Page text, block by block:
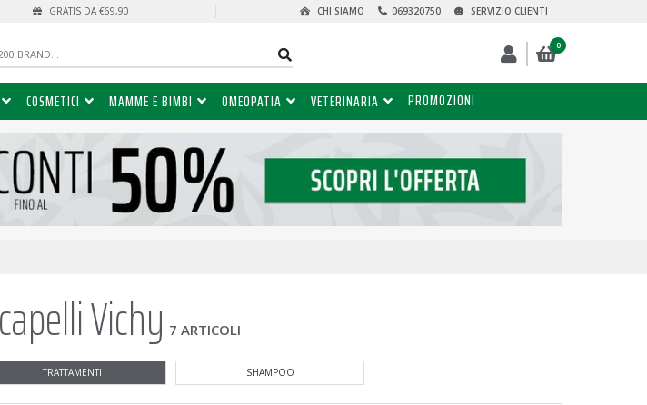
GRATIS DA €69,90 SERVIZIO CLIENTI
069320750
CHI SIAMO
0
COSMETICI MAMME E BIMBI OMEOPATIA VETERINARIA PROMOZIONI
Vichy 7 ARTICOLI
TRATTAMENTI SHAMPOO